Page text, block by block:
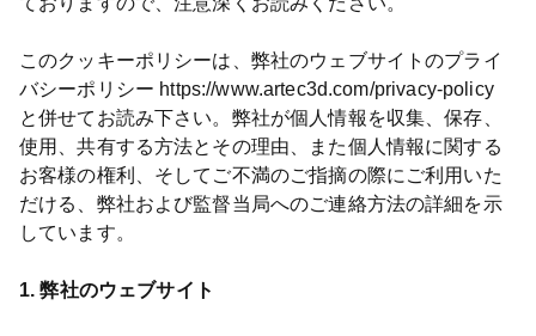
このクッキーポリシーは、弊社のウェブサイトのプライ
バシーポリシー https://www.artec3d.com/privacy-policy
と併せてお読み下さい。弊社が個人情報を収集、保存、
使用、共有する方法とその理由、また個人情報に関する
お客様の権利、そしてご不満のご指摘の際にご利用いた
だける、弊社および監督当局へのご連絡方法の詳細を示
しています。
1. 弊社のウェブサイト